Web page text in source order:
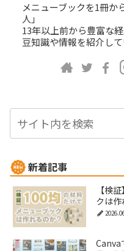
メニューブックを1冊か
人」
13年以上前から豊富な
豆知識や情報を紹介し
新着記事
【検
クは作
Canva